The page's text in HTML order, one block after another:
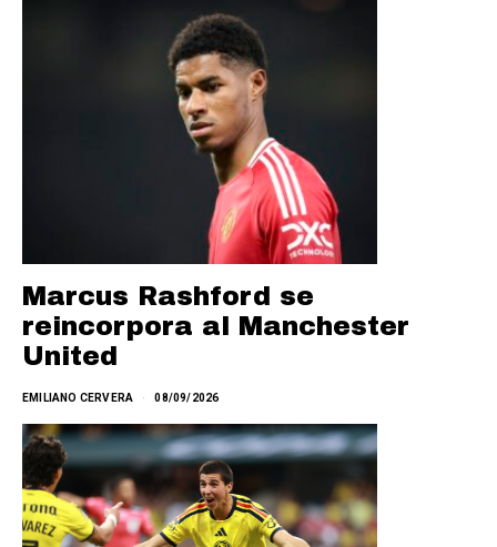
Marcus Rashford se
reincorpora al Manchester
United
EMILIANO CERVERA 08/09/2026